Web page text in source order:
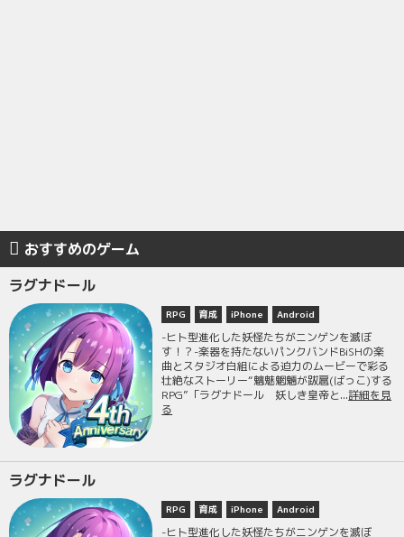
おすすめのゲーム
ラグナドール
RPG 育成 iPhone Android
-ヒト型進化した妖怪たちがニンゲンを滅ぼ
す！？-楽器を持たないパンクバンドBiSHの楽
曲とスタジオ白組による迫力のムービーで彩る
壮絶なストーリー“魑魅魍魎が跋扈(ばっこ)する
RPG”「ラグナドール 妖しき皇帝と...詳細を見
る
ラグナドール
RPG 育成 iPhone Android
-ヒト型進化した妖怪たちがニンゲンを滅ぼ